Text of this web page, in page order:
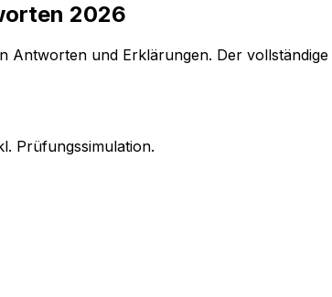
2026
Antworten und Erklärungen. Der
Prüfungssimulation.